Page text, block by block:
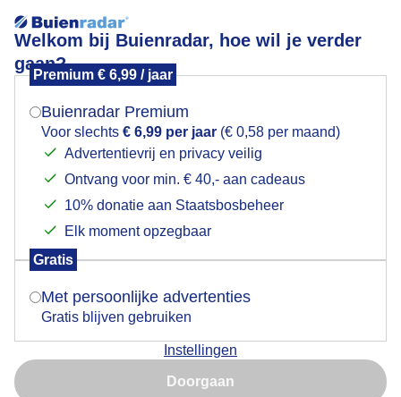
Welkom bij Buienradar, hoe wil je verder
gaan?
Premium € 6,99 / jaar
Buienradar Premium
Voor slechts € 6,99 per jaar (€ 0,58 per maand)
Advertentievrij en privacy veilig
Ontvang voor min. € 40,- aan cadeaus
10% donatie aan Staatsbosbeheer
Elk moment opzegbaar
Gratis
Met persoonlijke advertenties
Gratis blijven gebruiken
Instellingen
Doorgaan
Wind kitesurfers stuifzand achter windscherm volle
terrassen
Door: Janneke Middendorp Gemaakt: 13-06-2026, 41x bekeken
Mogen we je locatie gebruiken voor het
Indien je hier nog geen akkoord op hebt gegeven,
verschijnt er zo een pop-up uit je browser waarin
Is goed, toon de popup
Nu niet, misschien later